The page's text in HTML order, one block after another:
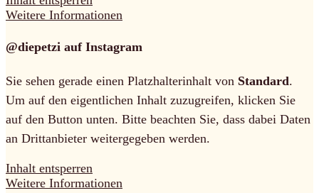
Weitere Informationen
@diepetzi auf Instagram
Sie sehen gerade einen Platzhalterinhalt von Standard.
Um auf den eigentlichen Inhalt zuzugreifen, klicken Sie
auf den Button unten. Bitte beachten Sie, dass dabei Daten
an Drittanbieter weitergegeben werden.
Inhalt entsperren
Weitere Informationen